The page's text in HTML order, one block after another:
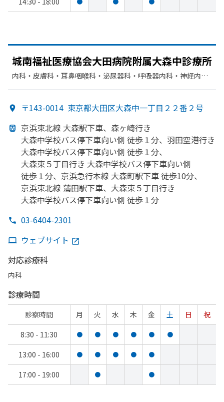
城南福祉医療協会大田病院附属大森中診療所
内科・​皮膚科・​耳鼻咽喉科・​泌尿器科・​呼吸器内科・​神経内
〒143-0014 東京都大田区大森中一丁目２２番２号
京浜東北線 大森駅下車、 森ヶ崎行き
大森中学校バス停下車向い側 徒歩１分、 羽田空港行き
大森中学校バス停下車向い側 徒歩１分、
大森東５丁目行き 大森中学校バス停下車向い側
徒歩１分、 京浜急行本線 大森町駅下車 徒歩10分、
京浜東北線 蒲田駅下車、 大森東５丁目行き
大森中学校バス停下車向い側 徒歩１分
03-6404-2301
ウェブサイト
対応診療科
内科
診療時間
診察時間 月 火 水 木 金 土 日
祝
8:30 - 11:30
● ● ● ● ● ●
13:00 - 16:00 ● ● ● ● ●
17:00 - 19:00 ● ●